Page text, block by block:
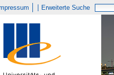
Erweiterte Suche